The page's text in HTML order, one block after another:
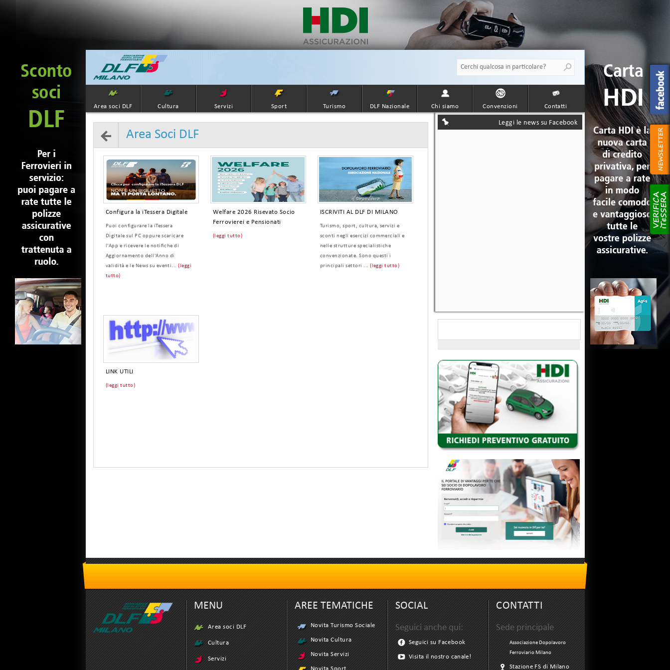
Area soci DLF Cultura Servizi Sport Turismo DLF Nazionale Chi siamo Convenzioni Contatti
Area Soci DLF
Configura la iTessera Digitale
Puoi configurare la iTessera
Digitale sul PC oppure scaricare
l'App e ricevere le notifiche di
Aggiornamento dell'Anno di
validità e le News su eventi...(leggi
tutto)
Welfare 2026 Risevato Socio
Ferrovierei e Pensionati
(leggi tutto)
ISCRIVITI AL DLF DI MILANO
Turismo, sport, cultura, servizi e
sconti negli esercizi commerciali e
nelle strutture specialistiche
convenzionate. Sono questi i
principali settori ...(leggi tutto)
LINK UTILI
(leggi tutto)
Leggi le news su Facebook
MENU
Area soci DLF
Cultura
Servizi
AREE TEMATICHE
Novita Turismo Sociale
Novita Cultura
Novita Servizi
SOCIAL
Seguici anche qui:
Seguici su Facebook
Visita il nostro canale!
CONTATTI
Sede principale
Associazione Dopolavoro
Ferroviario Milano
Stazione FS di Milano